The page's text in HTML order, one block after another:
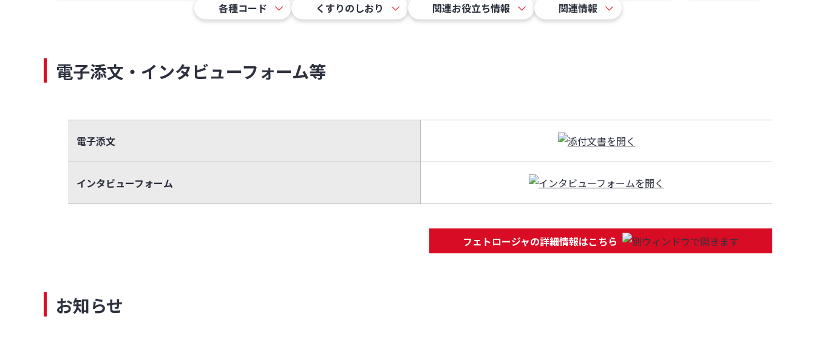
各種コード
くすりのしおり 関連お役立ち情報 関連情報
電子添文・インタビューフォーム等
電子添文
インタビューフォーム
フェトロージャの詳細情報はこちら
お知らせ